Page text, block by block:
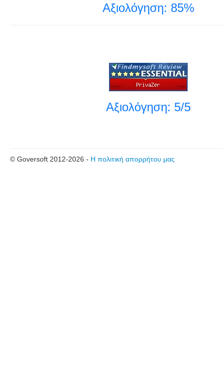
Αξιολόγηση: 85%
Αξιολόγηση: 5/5
© Goversoft 2012-2026 - Η πολιτική απορρήτου μας